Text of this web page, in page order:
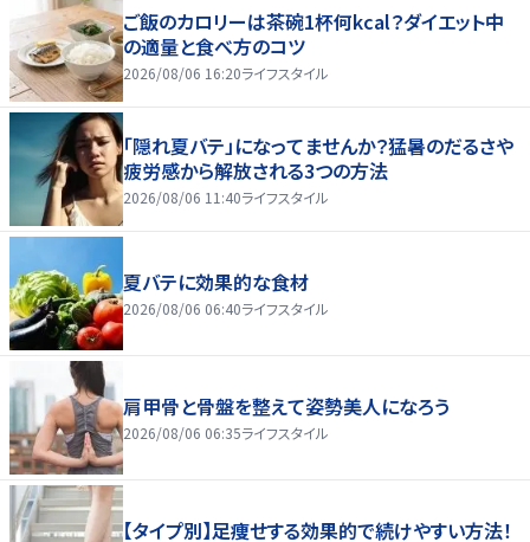
ご飯のカロリーは茶碗1杯何kcal？ダイエット中
の適量と食べ方のコツ
2026/08/06 16:20ライフスタイル
「隠れ夏バテ」になってませんか？猛暑のだるさや
疲労感から解放される3つの方法
2026/08/06 11:40ライフスタイル
夏バテに効果的な食材
2026/08/06 06:40ライフスタイル
肩甲骨と骨盤を整えて姿勢美人になろう
2026/08/06 06:35ライフスタイル
【タイプ別】足痩せする効果的で続けやすい方法！